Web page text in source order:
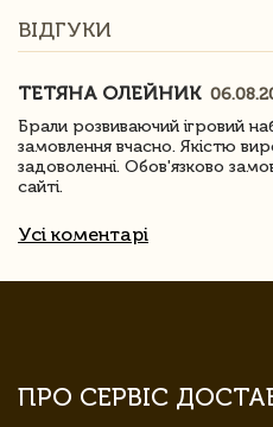
ВІДГУКИ
ТЕТЯНА ОЛЕЙНИК
Брали розвиваючий ігровий
замовлення вчасно. Якістю
задоволенні. Обов'язково
сайті.
Усі коментарі
ПРО СЕРВІС